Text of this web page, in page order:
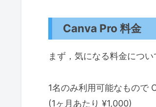
Canva Pro 料金
まず，気になる料金につい
1名のみ利用可能なもので
(1ヶ月あたり ¥1,000)